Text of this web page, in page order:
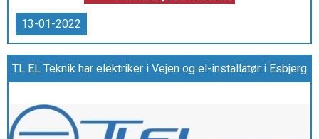
13-01-2022
TL EL Teknik har elektriker i Vejen og el-installatør i Esbjerg